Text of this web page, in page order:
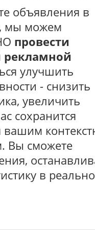
объявления в
мы можем
провести
улучшить
- снизить
увеличить
сохранится
вашим
Вы сможете
в